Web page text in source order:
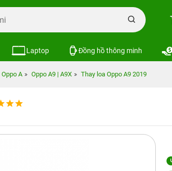
Laptop Đồng hồ thông minh
Oppo A Oppo A9 | A9X Thay loa Oppo A9 2019